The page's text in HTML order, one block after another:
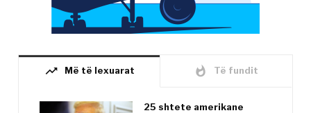
trending_up Më të lexuarat whatshot Të fundit
25 shtete amerikane